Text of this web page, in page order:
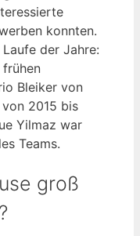
konnten.
der Jahre:
Bleiker von
2015 bis
Yilmaz war
Teams.
groß